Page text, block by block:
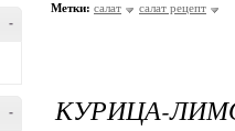
-
-
Метки: салат салат рецепт
КУРИЦА-